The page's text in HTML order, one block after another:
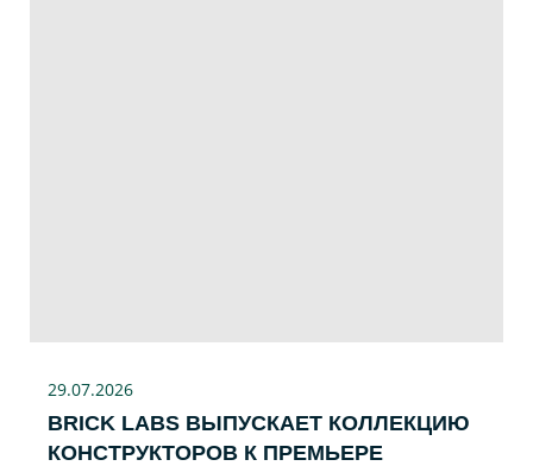
29.07.2026
BRICK LABS ВЫПУСКАЕТ КОЛЛЕКЦИЮ
КОНСТРУКТОРОВ К ПРЕМЬЕРЕ